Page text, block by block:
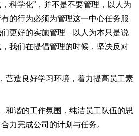
科学化”，并不是不要管理，以人为
的行为必须为管理这一中心任务服
更好的实施管理，以人为本只是说
我们在提倡管理的时候，坚决反对
营造良好学习环境，着力提高员工素
和谐的工作氛围，纯洁员工队伍的思
力完成公司的计划与任务。